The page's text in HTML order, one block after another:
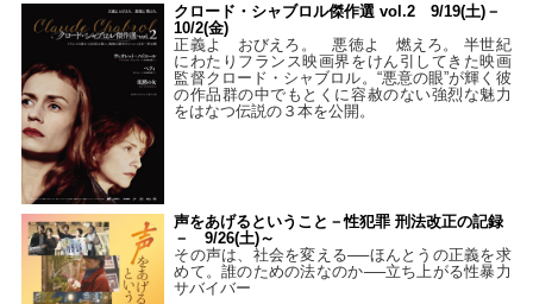
クロード・シャブロル傑作選 vol.2 9/19(土)－
10/2(金)
正義よ おびえろ。 悪徳よ 燃えろ。 半世紀
にわたりフランス映画界をけん引してきた映画
監督クロード・シャブロル。“悪意の眼”が輝く彼
の作品群の中でもとくに容赦のない強烈な魅力
をはなつ伝説の３本を公開。
声をあげるということ－性犯罪 刑法改正の記録
－ 9/26(土)～
その声は、社会を変える──ほんとうの正義を求
めて。誰のための法なのか──立ち上がる性暴力
サバイバー